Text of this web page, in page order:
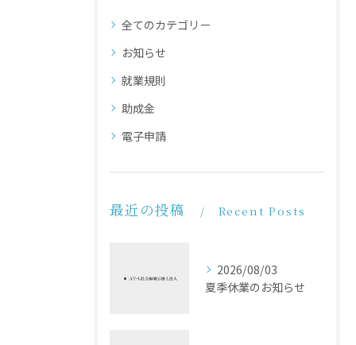
全てのカテゴリー
お知らせ
就業規則
助成金
電子申請
最近の投稿 Recent Posts
2026/08/03
夏季休業のお知らせ